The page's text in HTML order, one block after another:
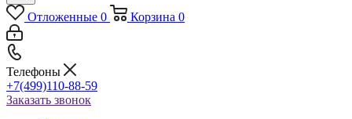
Отложенные 0 Корзина 0
Телефоны
+7(499)110-88-59
Заказать звонок